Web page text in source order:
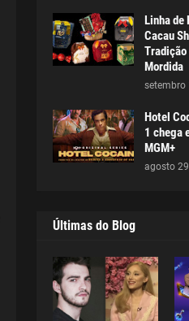
Linha de
Cacau
Tradição
Mordida
setembro
Hotel
1 chega
MGM+
agosto
Últimas do Blog